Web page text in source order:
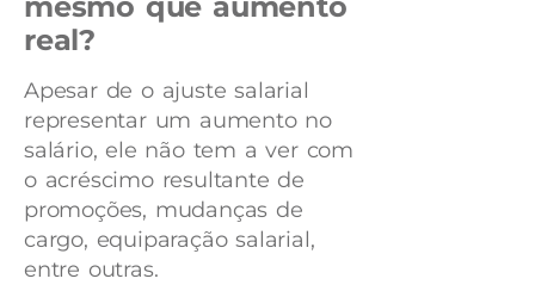
mesmo que aumento
real?
Apesar de o ajuste salarial
representar um aumento no
salário, ele não tem a ver com
o acréscimo resultante de
promoções, mudanças de
cargo, equiparação salarial,
entre outras.